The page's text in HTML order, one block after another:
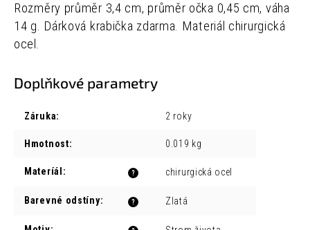
Rozměry průměr 3,4 cm, průměr očka 0,45 cm, váha
14 g. Dárková krabička zdarma. Materiál chirurgická
ocel.
Doplňkové parametry
Záruka: 2 roky
Hmotnost: 0.019 kg
?
Materíál : chirurgická ocel
?
Barevné odstíny: Zlatá